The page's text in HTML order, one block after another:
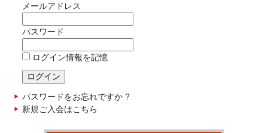
メールアドレス
パスワード
ログイン情報を記憶
パスワードをお忘れですか ?
新規ご入会はこちら